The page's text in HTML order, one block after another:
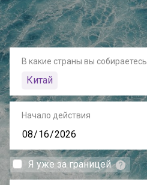
В какие страны вы собираетесь
Китай
Начало действия
Я уже за границей